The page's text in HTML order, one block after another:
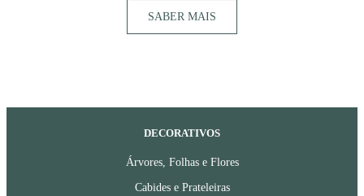
SABER MAIS
DECORATIVOS
Árvores, Folhas e Flores
Cabides e Prateleiras